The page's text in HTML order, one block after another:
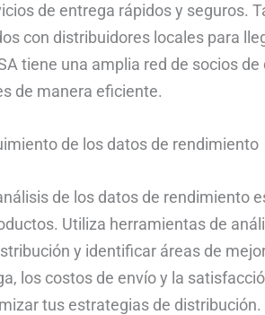
de entrega rápidos y seguros.
con distribuidores locales para
tiene una amplia red de socios
de manera eficiente.
de los datos de rendimiento
de los datos de rendimiento
Utiliza herramientas de
y identificar áreas de
los costos de envío y la
tus estrategias de